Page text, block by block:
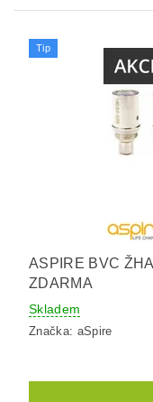
Tip
ASPIRE BVC
ZDARMA
Skladem
Značka: aSpire